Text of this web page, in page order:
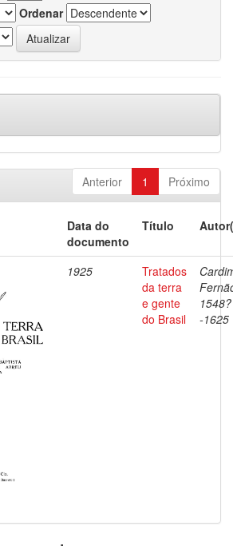
Ordenar
Anterior 1 Próximo
Data do
documento
Título
1925
Tratados
da terra
e gente
do Brasil
1548?
-1625